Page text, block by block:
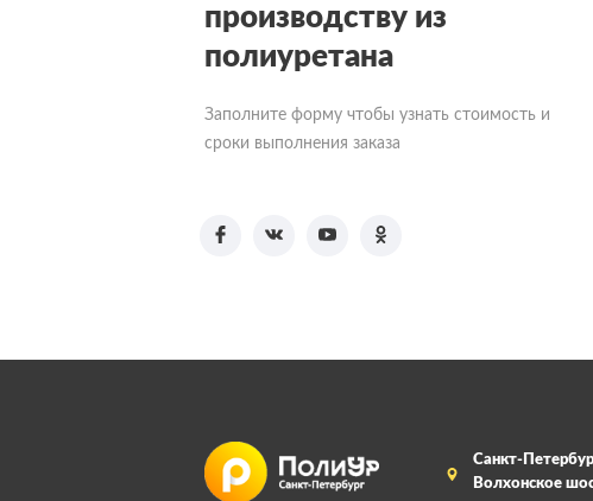
производству из
полиуретана
Заполните форму чтобы узнать стоимость и
сроки выполнения заказа
Санкт-
Волхонское